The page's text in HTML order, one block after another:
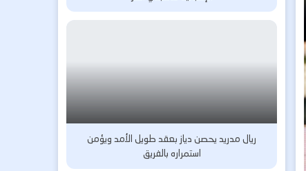
ريال مدريد يحصن دياز بعقد طويل الأمد ويؤمن
استمراره بالفريق